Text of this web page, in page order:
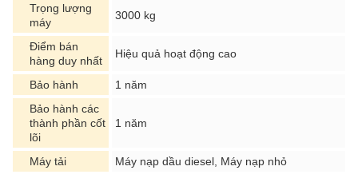
Trọng lượng
máy
3000 kg
Điểm bán
hàng duy nhất
Hiệu quả hoạt động cao
Bảo hành
1 năm
Bảo hành các
thành phần cốt
lõi
1 năm
Máy tải Máy nạp dầu diesel, Máy nạp nhỏ